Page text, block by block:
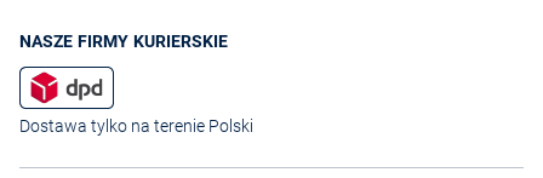
NASZE FIRMY KURIERSKIE
Dostawa tylko na terenie Polski